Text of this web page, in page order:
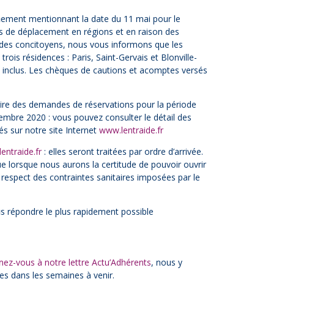
mentionnant la date du 11 mai pour le
déplacement en régions et en raison des
concitoyens, nous vous informons que les
résidences : Paris, Saint-Gervais et Blonville-
Les chèques de cautions et acomptes versés
des demandes de réservations pour la période
2020 : vous pouvez consulter le détail des
sur notre site Internetwww.lentraide.fr
: elles seront traitées par ordre d’arrivée.
lorsque nous aurons la certitude de pouvoir ouvrir
des contraintes sanitaires imposées par le
le plus rapidement possible
vous à notre lettre Actu’Adhérents, nous y
dans les semaines à venir.